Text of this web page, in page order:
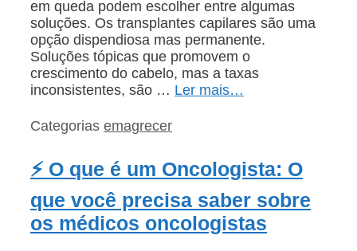
em queda podem escolher entre algumas
soluções. Os transplantes capilares são uma
opção dispendiosa mas permanente.
Soluções tópicas que promovem o
crescimento do cabelo, mas a taxas
inconsistentes, são … Ler mais…
Categorias emagrecer
⚡ O que é um Oncologista: O
que você precisa saber sobre
os médicos oncologistas